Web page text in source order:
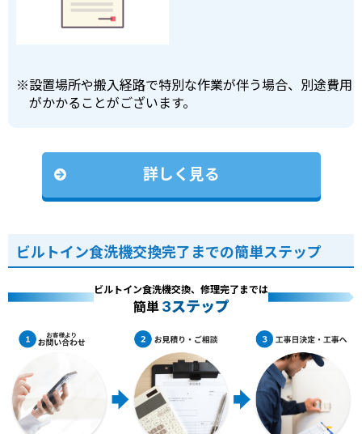
※設置場所や搬入経路で特別な作業が伴う場合、別途費用
がかかることがございます。
詳しく見る
ビルトイン食洗機交換完了までの簡単ステップ
ビルトイン食洗機交換、修理完了までは
簡単 3ステップ